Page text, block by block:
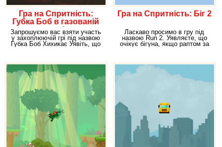
Гра на Спритність:
Губка Боб в газованій
воді
Запрошуємо вас взяти участь
у захоплюючій грі під назвою
Губка Боб Хихикає Уявіть, що
Гра на Спритність: Біг 2
Ласкаво просимо в гру під
назвою Run 2. Уявляєте, що
очікує бігуна, якщо раптом за